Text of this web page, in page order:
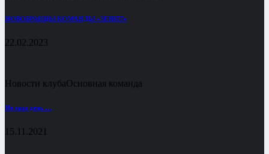
НОВОБРАНЦЫ КОМАНДЫ «ЗЕНИТ»
22.02.2023
Новости клубаОсновная команда
Не наш день …
15.11.2021